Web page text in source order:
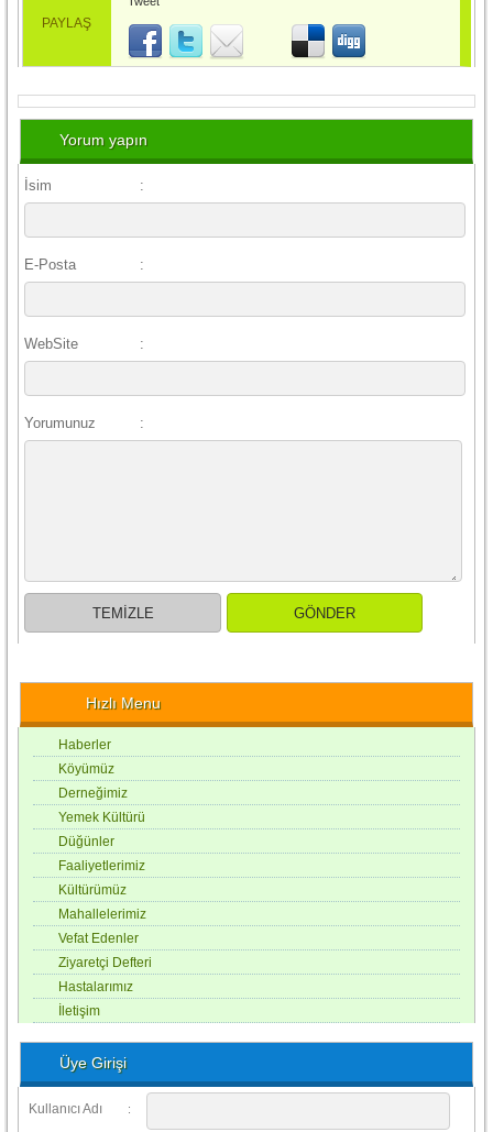
PAYLAŞ
Yorum yapın
İsim :
E-Posta :
WebSite :
Yorumunuz :
Hızlı Menu
Haberler
Köyümüz
Derneğimiz
Yemek Kültürü
Düğünler
Faaliyetlerimiz
Kültürümüz
Mahallelerimiz
Vefat Edenler
Ziyaretçi Defteri
Hastalarımız
İletişim
Üye Girişi
Kullanıcı Adı :